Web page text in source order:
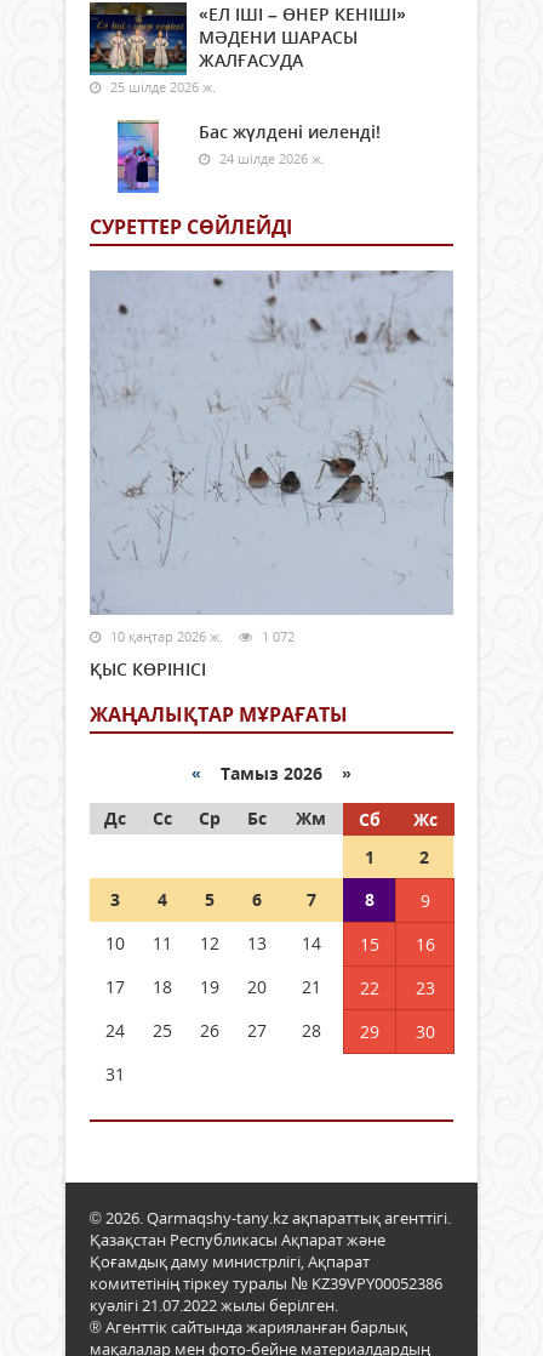
«ЕЛ ІШІ – ӨНЕР КЕНІШІ»
МӘДЕНИ ШАРАСЫ
ЖАЛҒАСУДА
25 шілде 2026 ж.
Бас жүлдені иеленді!
24 шілде 2026 ж.
СУРЕТТЕР СӨЙЛЕЙДI
10 қаңтар 2026 ж. 1 072
ҚЫС КӨРІНІСІ
ЖАҢАЛЫҚТАР МҰРАҒАТЫ
« Тамыз 2026 »
Дс
Сс Ср Бс Жм Сб
Жс
1
2
3
4 5 6 7 8
9
10
11 12 13 14 15
16
17
18 19 20 21 22
23
24
25 26 27 28 29
30
31
© 2026. Qarmaqshy-tany.kz ақпараттық агенттігі.
Қазақстан Республикасы Ақпарат және
Қоғамдық даму министрлігі, Ақпарат
комитетінің тіркеу туралы № KZ39VPY00052386
куәлігі 21.07.2022 жылы берілген.
® Агенттік сайтында жарияланған барлық
мақалалар мен фото-бейне материалдардың